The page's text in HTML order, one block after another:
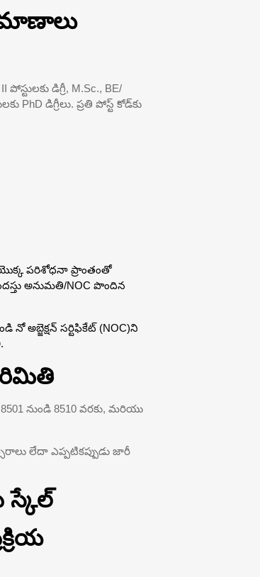
డిగ్రీ, M.Sc., BE/
PhD డిగ్రీలు. ప్రతి పోస్ట్ కోడ్‌కు
యొక్క పరిశోధనా ప్రాంతంతో
అనుమతి/NOC పొందిన
అబ్జెక్షన్ సర్టిఫికేట్ (NOC)ని
నుండి 8510 వరకు, మరియు
లేదా ఎప్పటికప్పుడు జారీ
స్కేల్